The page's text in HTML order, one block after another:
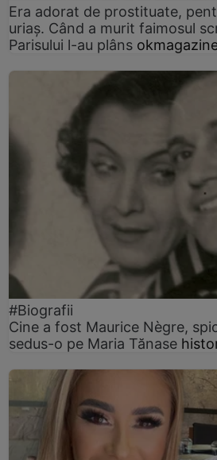
Era adorat de prostituate,
uriaș. Când a murit faimosul
Parisului l-au plâns
#Biografii
Cine a fost Maurice Nègre,
sedus-o pe Maria Tănase